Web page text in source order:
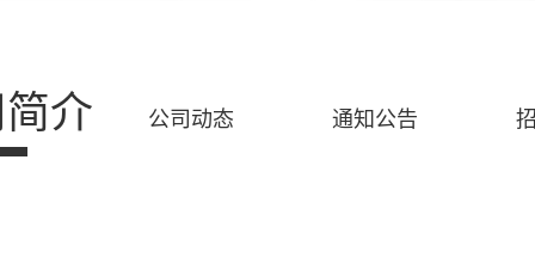
介 公司动态 通知公告